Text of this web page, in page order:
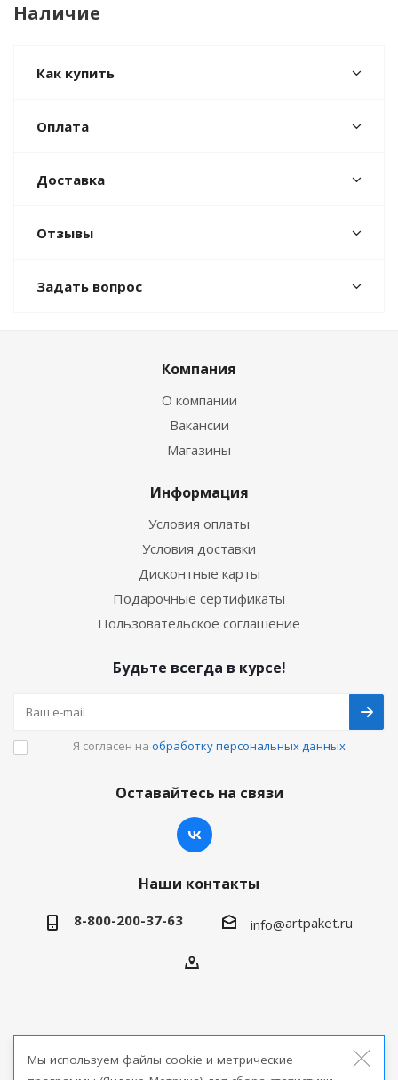
Наличие
Как купить
Оплата
Доставка
Отзывы
Задать вопрос
Компания
О компании
Вакансии
Магазины
Информация
Условия оплаты
Условия доставки
Дисконтные карты
Подарочные сертификаты
Пользовательское соглашение
Будьте всегда в курсе!
Я согласен на обработку персональных данных
Оставайтесь на связи
Наши контакты
8-800-200-37-63 info@artpaket.ru
продукции
Мы используем файлы cookie и метрические